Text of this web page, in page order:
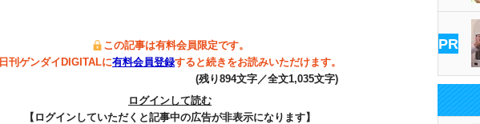
この記事は有料会員限定です。
日刊ゲンダイDIGITALに有料会員登録すると続きをお読みいただけます。
(残り894文字／全文1,035文字)
ログインして読む
【ログインしていただくと記事中の広告が非表示になります】
PR